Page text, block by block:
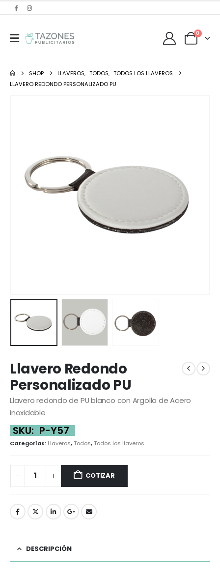
0
SHOP LLAVEROS, TODOS, TODOS LOS LLAVEROS
LLAVERO REDONDO PERSONALIZADO PU
Llavero Redondo
Personalizado PU
Llavero redondo de PU blanco con Argolla de Acero
inoxidable
SKU: P-Y57
Categorías: Llaveros,Todos,Todos los llaveros
COTIZAR
DESCRIPCIÓN